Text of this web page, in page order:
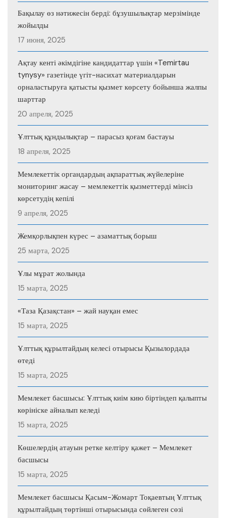
Бақылау өз нәтижесін берді: бұзушылықтар мерзімінде
жойылды
17 июня, 2025
Ақтау кенті әкімдігіне кандидаттар үшін «Temirtau
tynysy» газетінде үгіт-насихат материалдарын
орналастыруға қатысты қызмет көрсету бойынша жалпы
шарттар
20 апреля, 2025
Ұлттық құндылықтар – парасыз қоғам бастауы
18 апреля, 2025
Мемлекеттік органдардың ақпараттық жүйелеріне
мониторинг жасау – мемлекеттік қызметтерді мінсіз
көрсетудің кепілі
9 апреля, 2025
Жемқорлықпен күрес – азаматтық борыш
25 марта, 2025
Ұлы мұрат жолында
15 марта, 2025
«Таза Қазақстан» – жай науқан емес
15 марта, 2025
Ұлттық құрылтайдың келесі отырысы Қызылордада
өтеді
15 марта, 2025
Мемлекет басшысы: Ұлттық киім кию біртіндеп қалыпты
көрініске айналып келеді
15 марта, 2025
Көшелердің атауын ретке келтіру қажет – Мемлекет
басшысы
15 марта, 2025
Мемлекет басшысы Қасым-Жомарт Тоқаевтың Ұлттық
құрылтайдың төртінші отырысында сөйлеген сөзі